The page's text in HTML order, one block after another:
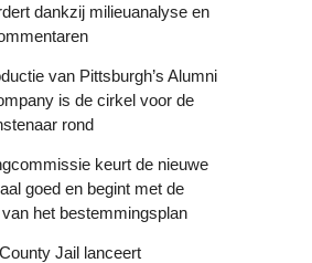
dankzij milieuanalyse en
van Pittsburgh’s Alumni
is de cirkel voor de
rond
keurt de nieuwe
goed en begint met de
het bestemmingsplan
Jail lanceert